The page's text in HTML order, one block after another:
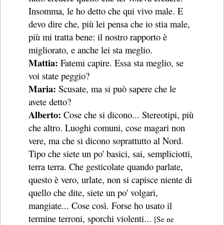
Insomma, le ho detto che qui vivo male. E
devo dire che, più lei pensa che io stia male,
più mi tratta bene: il nostro rapporto è
migliorato, e anche lei sta meglio.
Mattia: Fatemi capire. Essa sta meglio, se
voi state peggio?
Maria:Scusate, ma si può sapere che le
avete detto?
Alberto: Cose che si dicono... Stereotipi, più
che altro. Luoghi comuni, cose magari non
vere, ma che si dicono soprattutto al Nord.
Tipo che siete un po' basici, sai, sempliciotti,
terra terra. Che gesticolate quando parlate,
questo è vero, urlate, non si capisce niente di
quello che dite, siete un po' volgari,
mangiate... Cose così. Forse ho usato il
termine terroni, sporchi violenti... [Se ne